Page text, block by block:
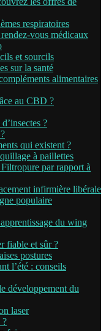
respiratoires
vous médicaux
et sourcils
sur la santé
alimentaires
au CBD ?
?
qui existent ?
à paillettes
par rapport à
infirmière libérale
populaire
du wing
fiable et sûr ?
postures
l’été : conseils
développement du
laser
?